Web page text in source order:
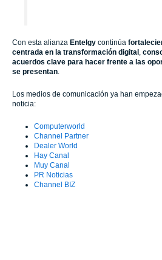
Con esta alianza Entelgy continúa
centrada en la transformación digital ,
acuerdos clave para hacer frente a las
se presentan.
Los medios de comunicación ya han
noticia:
Computerworld
Channel Partner
Dealer World
Hay Canal
Muy Canal
PR Noticias
Channel BIZ